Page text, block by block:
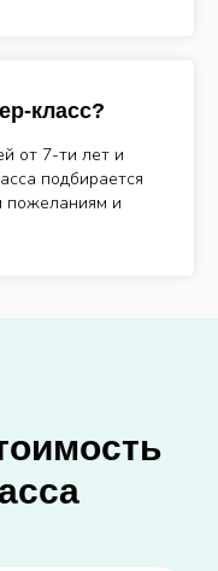
класс?
от 7-ти лет и
подбирается
пожеланиям и